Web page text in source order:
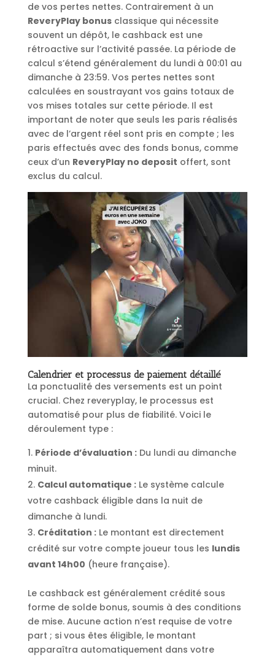
de vos pertes nettes. Contrairement à un
ReveryPlay bonusclassique qui nécessite
souvent un dépôt, le cashback est une
rétroactive sur l’activité passée. La période de
calcul s’étend généralement du lundi à 00:01 au
dimanche à 23:59. Vos pertes nettes sont
calculées en soustrayant vos gains totaux de
vos mises totales sur cette période. Il est
important de noter que seuls les paris réalisés
avec de l’argent réel sont pris en compte ; les
paris effectués avec des fonds bonus, comme
ceux d’un ReveryPlay no deposit offert, sont
exclus du calcul.
Calendrier et processus de paiement détaillé
La ponctualité des versements est un point
crucial. Chez reveryplay, le processus est
automatisé pour plus de fiabilité. Voici le
déroulement type :
Période d’évaluation :Du lundi au dimanche
minuit.
Calcul automatique :Le système calcule
votre cashback éligible dans la nuit de
dimanche à lundi.
Créditation :Le montant est directement
crédité sur votre compte joueur tous les lundis
avant 14h00 (heure française).
Le cashback est généralement crédité sous
forme de solde bonus, soumis à des conditions
de mise. Aucune action n’est requise de votre
part ; si vous êtes éligible, le montant
apparaîtra automatiquement dans votre